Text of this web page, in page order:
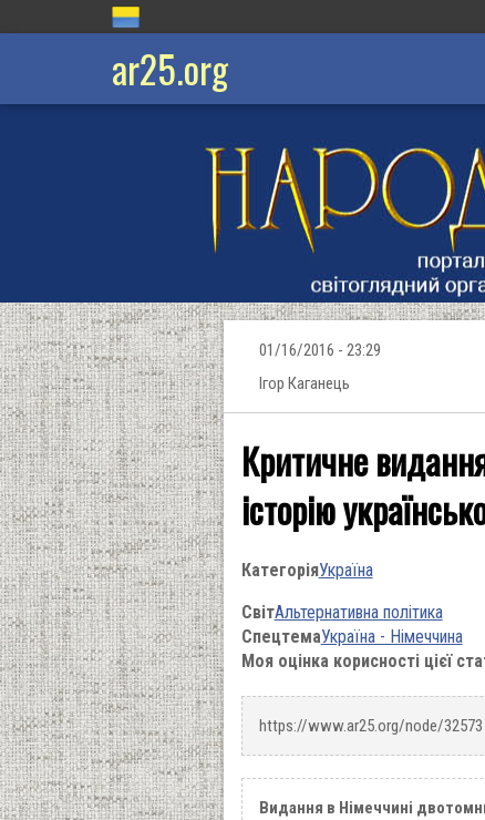
ar25.org
01/16/2016 - 23:29
Ігор Каганець
Критичне
історію
КатегоріяУкраїна
СвітАльтернативна політика
СпецтемаУкраїна - Німеччина
Моя оцінка корисності цієї
https://www.ar25.org/node/32573
Видання в Німеччині